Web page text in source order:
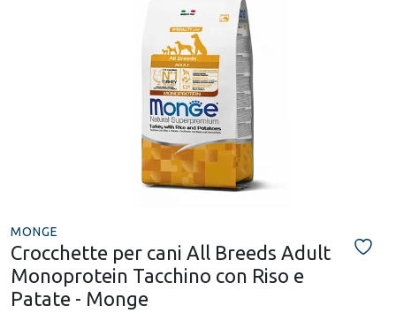
MONGE
Crocchette per cani All Breeds Adult
Monoprotein Tacchino con Riso e
Patate - Monge